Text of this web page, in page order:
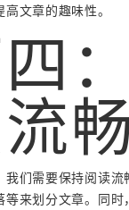
文章的趣味性。
我们需要保持阅读
等来划分文章。同